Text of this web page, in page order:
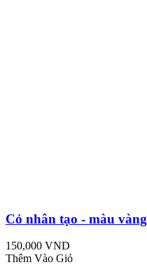
Cỏ nhân tạo - màu vàng
150,000 VND
Thêm Vào Giỏ